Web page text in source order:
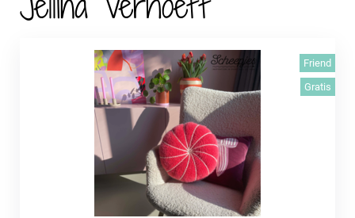
Friend
Gratis